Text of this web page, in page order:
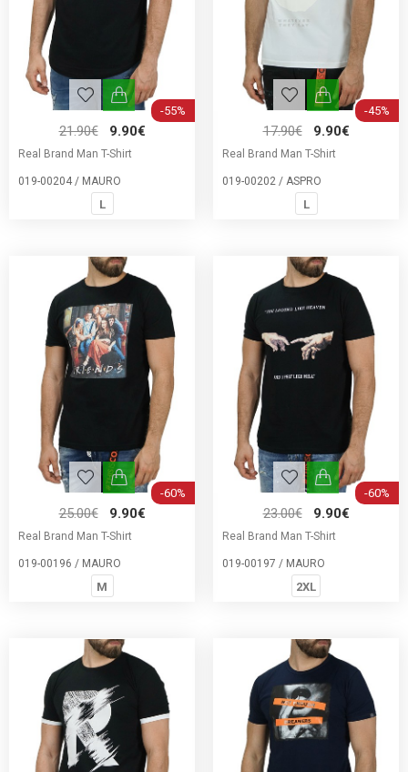
-55%
21.90€ 9.90€
Real Brand Man T-Shirt
019-00204 / MAURO
L
-45%
17.90€ 9.90€
Real Brand Man T-Shirt
019-00202 / ASPRO
L
-60%
25.00€ 9.90€
Real Brand Man T-Shirt
019-00196 / MAURO
M
-60%
23.00€ 9.90€
Real Brand Man T-Shirt
019-00197 / MAURO
2XL